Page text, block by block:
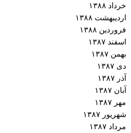
خرداد ۱۳۸۸
اردیبهشت ۱۳۸۸
فروردین ۱۳۸۸
اسفند ۱۳۸۷
بهمن ۱۳۸۷
دی ۱۳۸۷
آذر ۱۳۸۷
آبان ۱۳۸۷
مهر ۱۳۸۷
شهریور ۱۳۸۷
مرداد ۱۳۸۷